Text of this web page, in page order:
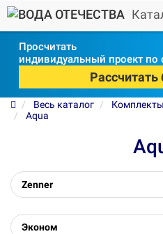
Просчитать
индивидуальный проект по
Рассчитать
Весь каталог Комплекты
Aqua
Zenner
Эконом